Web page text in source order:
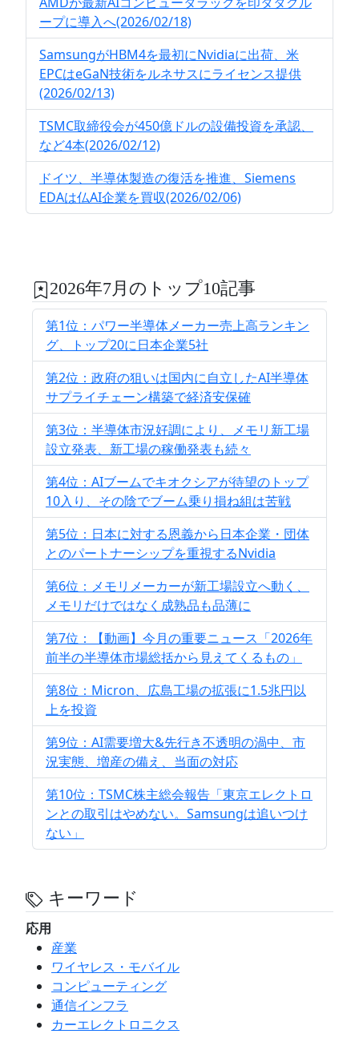
ープに導入へ(2026/02/18)
SamsungがHBM4を最初にNvidiaに出荷、米
EPCはeGaN技術をルネサスにライセンス提供
(2026/02/13)
TSMC取締役会が450億ドルの設備投資を承認、
など4本(2026/02/12)
ドイツ、半導体製造の復活を推進、Siemens
EDAは仏AI企業を買収(2026/02/06)
2026年7月のトップ10記事
第1位：パワー半導体メーカー売上高ランキン
グ、トップ20に日本企業5社
第2位：政府の狙いは国内に自立したAI半導体
サプライチェーン構築で経済安保確
第3位：半導体市況好調により、メモリ新工場
設立発表、新工場の稼働発表も続々
第4位：AIブームでキオクシアが待望のトップ
10入り、その陰でブーム乗り損ね組は苦戦
第5位：日本に対する恩義から日本企業・団体
とのパートナーシップを重視するNvidia
第6位：メモリメーカーが新工場設立へ動く、
メモリだけではなく成熟品も品薄に
第7位：【動画】今月の重要ニュース「2026年
前半の半導体市場総括から見えてくるもの」
第8位：Micron、広島工場の拡張に1.5兆円以
上を投資
第9位：AI需要増大&先行き不透明の渦中、市
況実態、増産の備え、当面の対応
第10位：TSMC株主総会報告「東京エレクトロ
ンとの取引はやめない。Samsungは追いつけ
ない」
キーワード
応用
産業
ワイヤレス・モバイル
コンピューティング
通信インフラ
カーエレクトロニクス